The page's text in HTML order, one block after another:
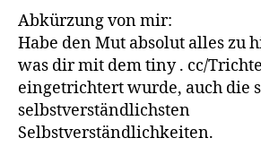
Abkürzung von mir:
Habe den Mut absolut alles zu
was dir mit dem tiny . cc/
eingetrichtert wurde, auch die
selbstverständlichsten
Selbstverständlichkeiten.